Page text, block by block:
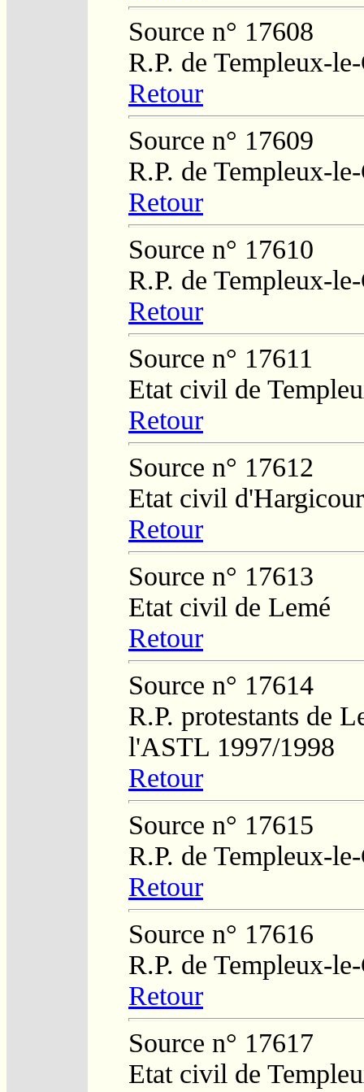
Source n° 17608
R.P. de Templeux-
Retour
Source n° 17609
R.P. de Templeux-
Retour
Source n° 17610
R.P. de Templeux-
Retour
Source n° 17611
Etat civil de
Retour
Source n° 17612
Etat civil
Retour
Source n° 17613
Etat civil de Lemé
Retour
Source n° 17614
R.P. protestants de
l'ASTL 1997/1998
Retour
Source n° 17615
R.P. de Templeux-
Retour
Source n° 17616
R.P. de Templeux-
Retour
Source n° 17617
Etat civil de